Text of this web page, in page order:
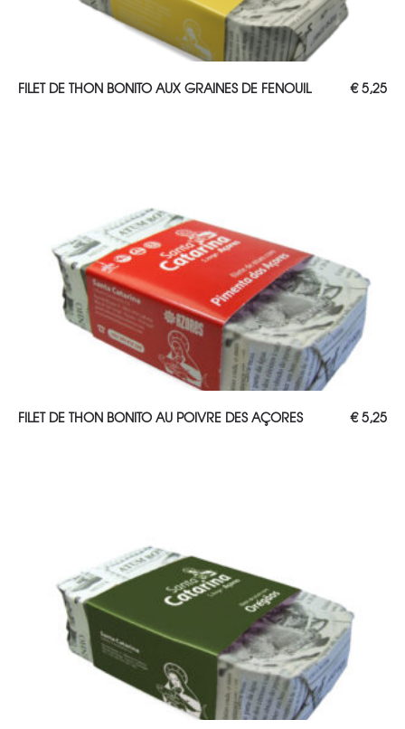
AJOUTER AU PANIER
FILET DE THON BONITO AUX GRAINES DE FENOUIL €5,25
AJOUTER AU PANIER
FILET DE THON BONITO AU POIVRE DES AÇORES €5,25